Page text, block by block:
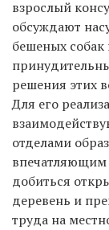
взрослый
обсуждают
бешеных
решения этих
Для его
отделами
впечатляющим
добиться
деревень и
труда на